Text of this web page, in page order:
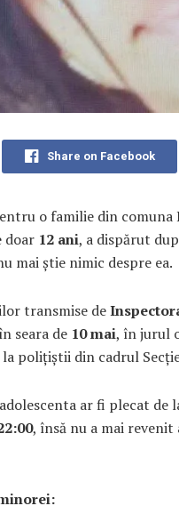
Share on Facebook
o familie din comuna
doar 12 ani, a dispărut
mai știe nimic despre ea.
transmise de
seara de 10 mai, în jurul
polițiștii din cadrul
ar fi plecat de
, însă nu a mai revenit